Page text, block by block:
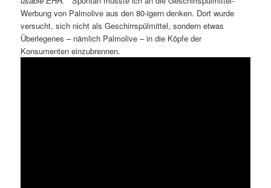
Werbung von Palmolive aus den 80-igern denken. Dort wurde
versucht, sich nicht als Geschirrspülmittel, sondern etwas
Überlegenes – nämlich Palmolive – in die Köpfe der
Konsumenten einzubrennen.